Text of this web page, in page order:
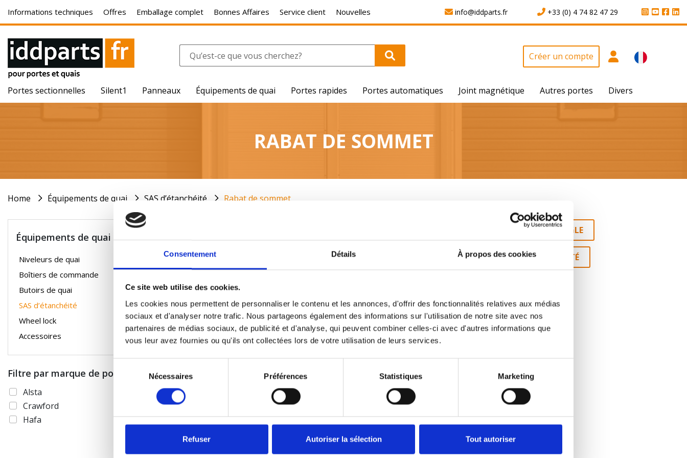
Consentement Détails À propos des cookies
Ce site web utilise des cookies.
Les cookies nous permettent de personnaliser le contenu et les annonces, d'offrir des fonctionnalités relatives aux médias
sociaux et d'analyser notre trafic. Nous partageons également des informations sur l'utilisation de notre site avec nos
partenaires de médias sociaux, de publicité et d'analyse, qui peuvent combiner celles-ci avec d'autres informations que
vous leur avez fournies ou qu'ils ont collectées lors de votre utilisation de leurs services.
consentement
Nécessaires Préférences Statistiques Marketing
Refuser Autoriser la sélection Tout autoriser
info@iddparts.fr +33 (0) 4 74 82 47 29
Informations techniques Offres Emballage complet Bonnes Affaires Service client Nouvelles
Créer un compte
Portes sectionnelles Silent1 Panneaux Équipements de quai Portes rapides Portes automatiques Joint magnétique Autres portes Divers
RABAT DE SOMMET
Home Équipements de quai SAS d’étanchéité Rabat de sommet
Équipements de quai
Niveleurs de quai
Boîtiers de commande
Butoirs de quai
SAS d’étanchéité
Wheel lock
Accessoires
Filtre par marque de porte
Alsta
Crawford
Hafa
COUSSIN D’ANGLE
ÉLASTIQUES ET RESSORTS PROFIL DE SAS D’ÉTANCHÉITÉ REVÊTEMENT DE SAS D’ÉTANCHÉITÉ
SAS D’ÉTANCHÉITÉ GONFLABLE